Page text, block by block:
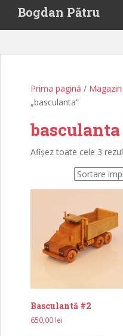
i
Bogdan Pătru
Prima pagină / Magazin
„basculanta”
basculanta
Afișez toate cele 3
Basculantă #2
650,00 lei